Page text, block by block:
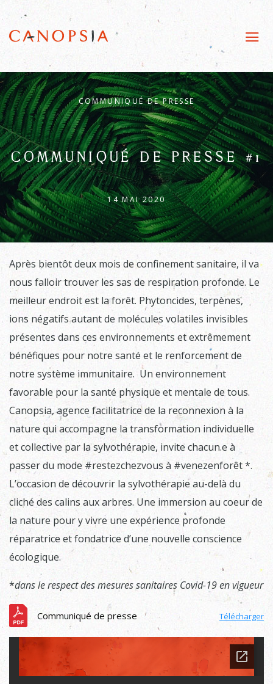
COMMUNIQUÉ DE PRESSE
COMMUNIQUÉ DE PRESSE #1
14 MAI 2020
Après bientôt deux mois de confinement sanitaire, il va
nous falloir trouver les sas de respiration profonde. Le
meilleur endroit est la forêt. Phytoncides, terpènes,
ions négatifs autant de molécules volatiles invisibles
présentes dans ces environnements et extrêmement
bénéfiques pour notre santé et le renforcement de
notre système immunitaire. Un environnement
favorable pour la santé physique et mentale de tous.
Canopsia, agence facilitatrice de la reconnexion à la
nature qui accompagne la transformation individuelle
et collective par la sylvothérapie, invite chacun.e à
passer du mode #restezchezvous à #venezenforêt *.
L’occasion de découvrir lasylvothérapieau-delà du
cliché des calins aux arbres. Une immersion au coeur de
la nature pour y vivre une expérience profonde
réparatrice et fondatrice d’une nouvelle conscience
écologique.
*dans le respect des mesures sanitaires Covid-19 en vigueur
Communiqué de presse Télécharger